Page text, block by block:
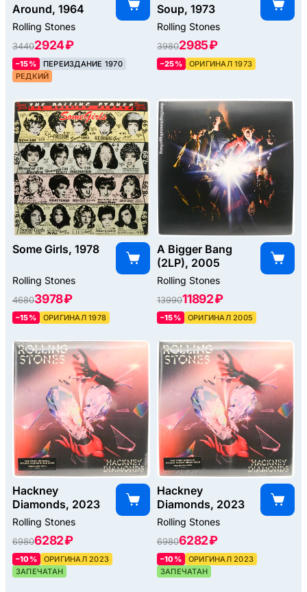
Around, 1964
Rolling Stones
34402924 ₽
–15%
ПЕРЕИЗДАНИЕ 1970
РЕДКИЙ
Soup, 1973
Rolling Stones
39802985 ₽
–25% ОРИГИНАЛ 1973
Some Girls, 1978
Rolling Stones
46803978 ₽
–15% ОРИГИНАЛ 1978
A Bigger Bang
(2LP), 2005
Rolling Stones
1399011892 ₽
–15% ОРИГИНАЛ 2005
Hackney
Diamonds, 2023
Rolling Stones
69806282 ₽
–10%
ОРИГИНАЛ 2023
ЗАПЕЧАТАН
Hackney
Diamonds, 2023
Rolling Stones
69806282 ₽
–10%
ОРИГИНАЛ 2023
ЗАПЕЧАТАН